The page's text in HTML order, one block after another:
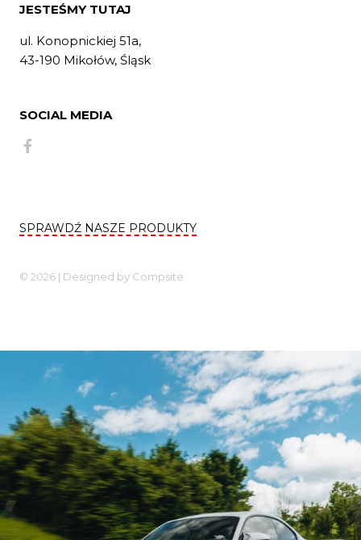
JESTEŚMY TUTAJ
ul. Konopnickiej 51a,
43-190 Mikołów, Śląsk
SOCIAL MEDIA
SPRAWDŹ NASZE PRODUKTY
© 2026 | Designed by Compsite